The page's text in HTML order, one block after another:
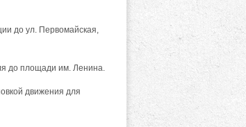
до ул. Первомайская,
до площади им. Ленина.
движения для